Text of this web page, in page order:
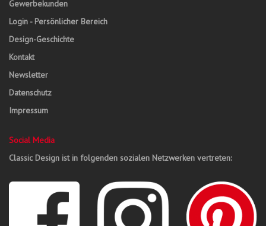
Gewerbekunden
Login - Persönlicher Bereich
Design-Geschichte
Kontakt
Newsletter
Datenschutz
Impressum
Social Media
Classic Design ist in folgenden sozialen Netzwerken vertreten: